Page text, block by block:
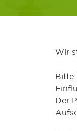
Wir
Bitte
Der